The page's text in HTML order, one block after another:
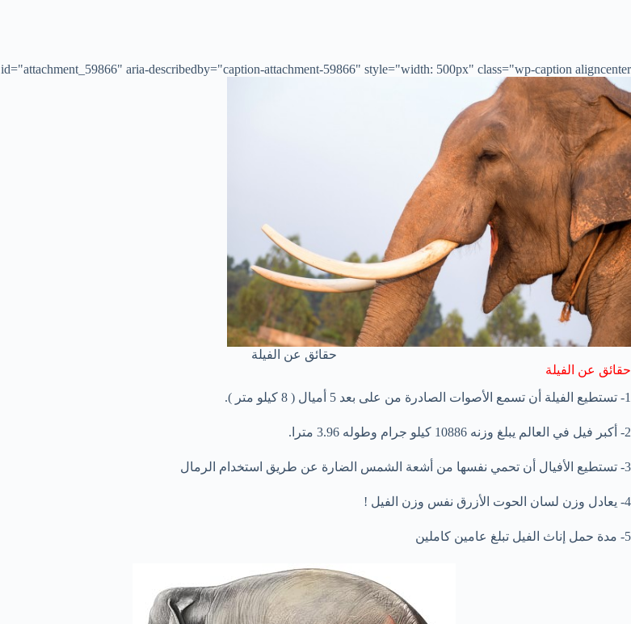
id="attachment_59866" aria-describedby="caption-attachment-59866" style="width: 500px" class="wp-caption aligncenter">
حقائق عن الفيلة
حقائق عن الفيلة
1- تستطيع الفيلة أن تسمع الأصوات الصادرة من على بعد 5 أميال ( 8 كيلو متر ).
2- أكبر فيل في العالم يبلغ وزنه 10886 كيلو جرام وطوله 3.96 مترا.
3- تستطيع الأفيال أن تحمي نفسها من أشعة الشمس الضارة عن طريق استخدام الرمال
4- يعادل وزن لسان الحوت الأزرق نفس وزن الفيل !
5- مدة حمل إناث الفيل تبلغ عامين كاملين